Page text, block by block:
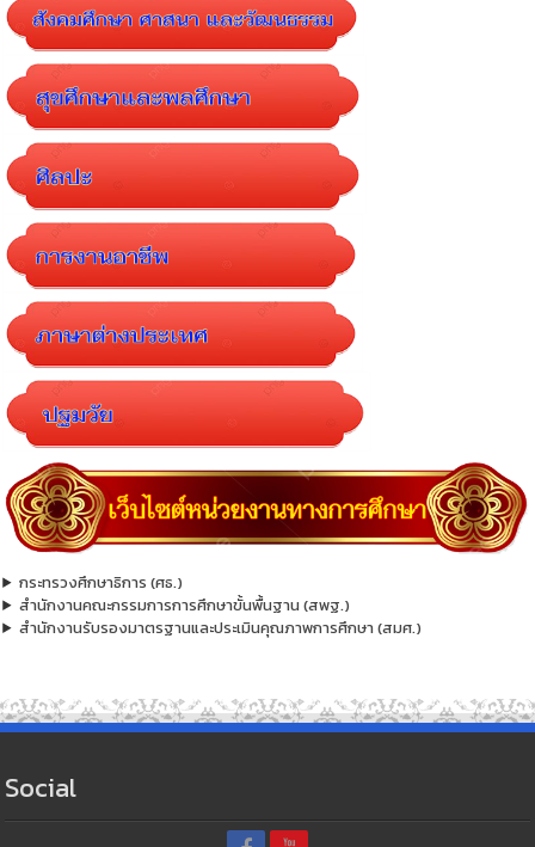
กระทรวงศึกษาธิการ (ศธ.)
สำนักงานคณะกรรมการการศึกษาขั้นพื้นฐาน (สพฐ.)
สำนักงานรับรองมาตรฐานและประเมินคุณภาพการศึกษา (สมศ.)
Social